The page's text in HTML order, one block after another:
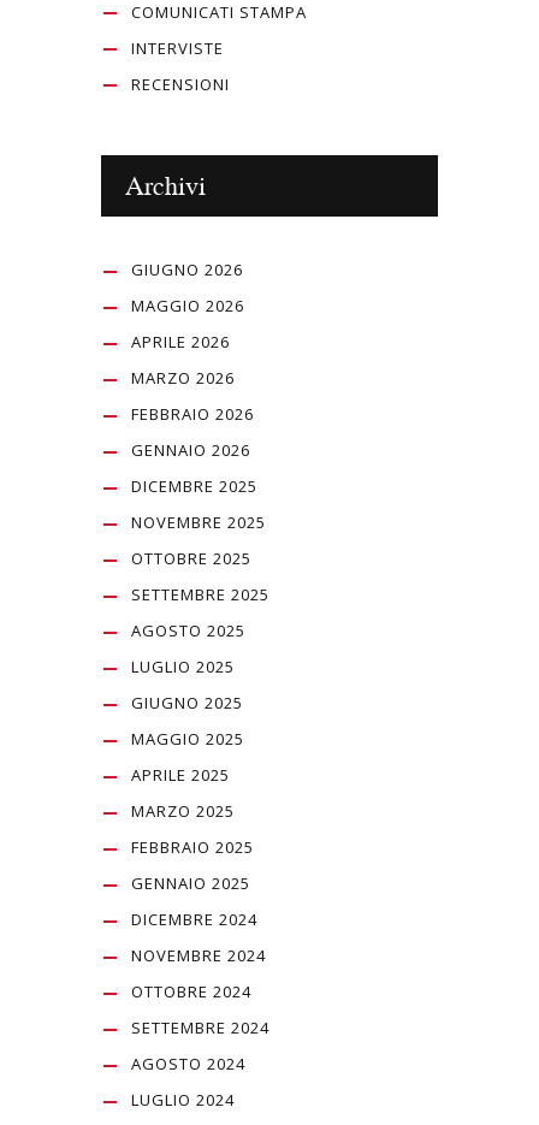
COMUNICATI STAMPA
INTERVISTE
RECENSIONI
Archivi
GIUGNO 2026
MAGGIO 2026
APRILE 2026
MARZO 2026
FEBBRAIO 2026
GENNAIO 2026
DICEMBRE 2025
NOVEMBRE 2025
OTTOBRE 2025
SETTEMBRE 2025
AGOSTO 2025
LUGLIO 2025
GIUGNO 2025
MAGGIO 2025
APRILE 2025
MARZO 2025
FEBBRAIO 2025
GENNAIO 2025
DICEMBRE 2024
NOVEMBRE 2024
OTTOBRE 2024
SETTEMBRE 2024
AGOSTO 2024
LUGLIO 2024